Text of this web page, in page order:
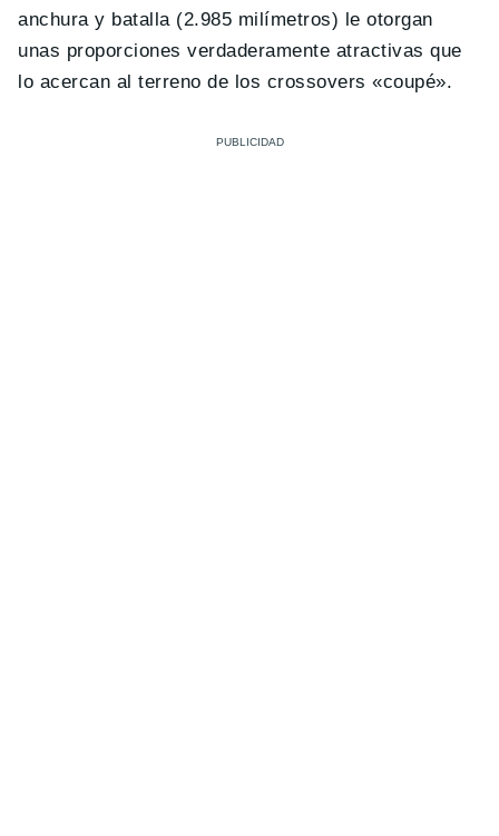
anchura y batalla (2.985 milímetros) le otorgan
unas proporciones verdaderamente atractivas que
lo acercan al terreno de los crossovers «coupé».